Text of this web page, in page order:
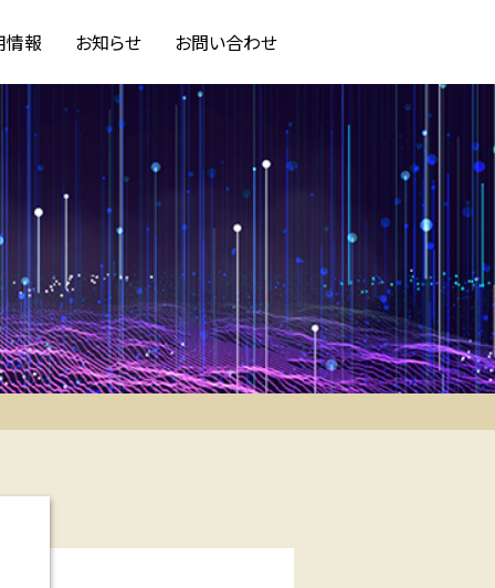
情報 お知らせ お問い合わせ